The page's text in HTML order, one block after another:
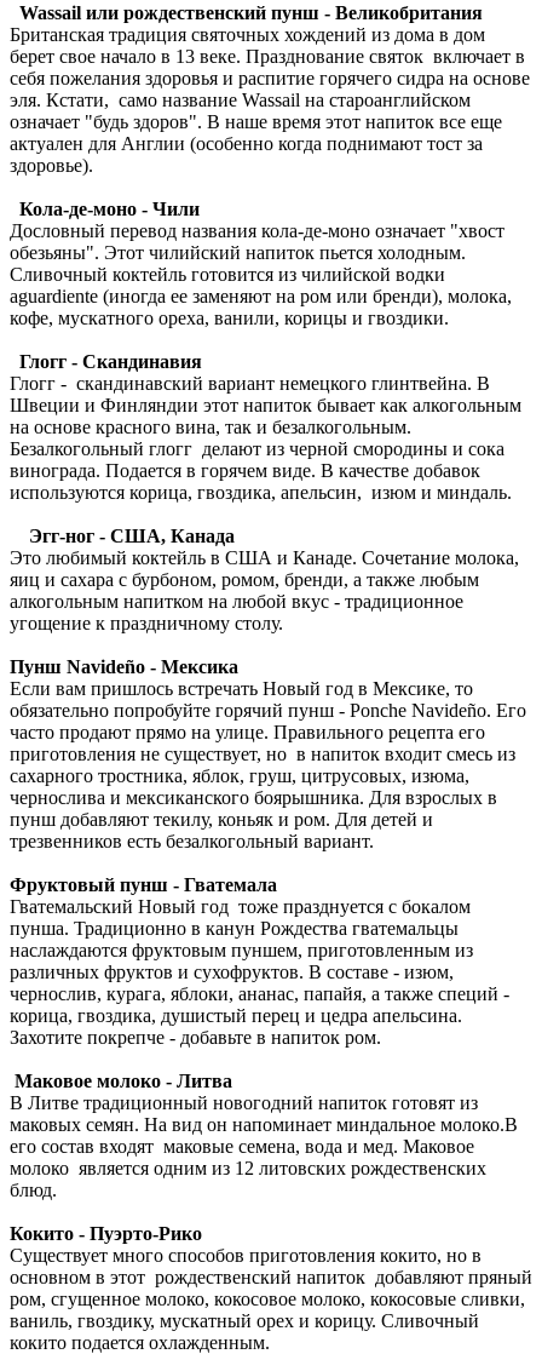
Wassail или рождественский пунш - Великобритания
Британская традиция святочных хождений из дома в дом
берет свое начало в 13 веке. Празднование святок включает в
себя пожелания здоровья и распитие горячего сидра на основе
эля. Кстати, само название Wassail на староанглийском
означает "будь здоров". В наше время этот напиток все еще
актуален для Англии (особенно когда поднимают тост за
здоровье).
Кола-де-моно - Чили
Дословный перевод названия кола-де-моно означает "хвост
обезьяны". Этот чилийский напиток пьется холодным.
Сливочный коктейль готовится из чилийской водки
aguardiente (иногда ее заменяют на ром или бренди), молока,
кофе, мускатного ореха, ванили, корицы и гвоздики.
Глогг - Скандинавия
Глогг - скандинавский вариант немецкого глинтвейна. В
Швеции и Финляндии этот напиток бывает как алкогольным
на основе красного вина, так и безалкогольным.
Безалкогольный глогг делают из черной смородины и сока
винограда. Подается в горячем виде. В качестве добавок
используются корица, гвоздика, апельсин, изюм и миндаль.
Эгг-ног - США, Канада
Это любимый коктейль в США и Канаде. Сочетание молока,
яиц и сахара с бурбоном, ромом, бренди, а также любым
алкогольным напитком на любой вкус - традиционное
угощение к праздничному столу.
Пунш Navideño - Мексика
Если вам пришлось встречать Новый год в Мексике, то
обязательно попробуйте горячий пунш - Ponche Navideño. Его
часто продают прямо на улице. Правильного рецепта его
приготовления не существует, но в напиток входит смесь из
сахарного тростника, яблок, груш, цитрусовых, изюма,
чернослива и мексиканского боярышника. Для взрослых в
пунш добавляют текилу, коньяк и ром. Для детей и
трезвенников есть безалкогольный вариант.
Фруктовый пунш - Гватемала
Гватемальский Новый год тоже празднуется с бокалом
пунша. Традиционно в канун Рождества гватемальцы
наслаждаются фруктовым пуншем, приготовленным из
различных фруктов и сухофруктов. В составе - изюм,
чернослив, курага, яблоки, ананас, папайя, а также специй -
корица, гвоздика, душистый перец и цедра апельсина.
Захотите покрепче - добавьте в напиток ром.
Маковое молоко - Литва
В Литве традиционный новогодний напиток готовят из
маковых семян. На вид он напоминает миндальное молоко.В
его состав входят маковые семена, вода и мед. Маковое
молоко является одним из 12 литовских рождественских
блюд.
Кокито - Пуэрто-Рико
Существует много способов приготовления кокито, но в
основном в этот рождественский напиток добавляют пряный
ром, сгущенное молоко, кокосовое молоко, кокосовые сливки,
ваниль, гвоздику, мускатный орех и корицу. Сливочный
кокито подается охлажденным.